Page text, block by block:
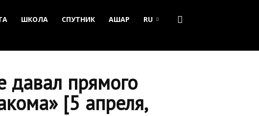
ШКОЛА СПУТНИК АШАР RU
давал прямого
[5 апреля,